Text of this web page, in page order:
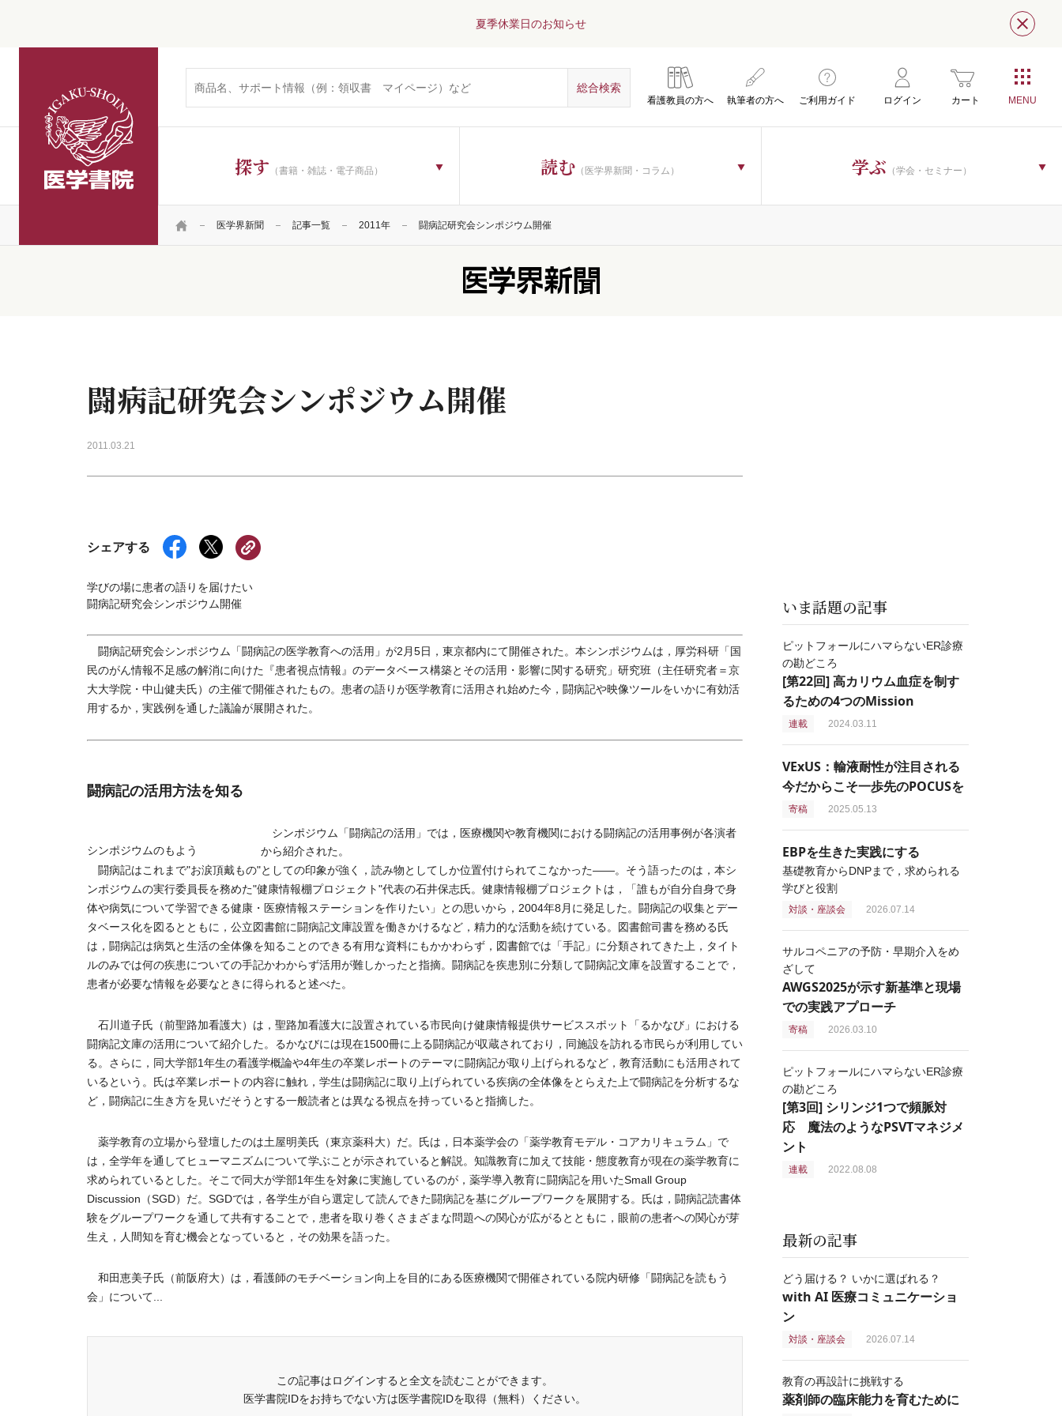
夏季休業日のお知らせ 閉じ
看護教員の方へ 執筆者の方へ ご利用ガイド ログイン カート
探す （書籍・雑誌・電子商品） 読む （医学界新聞・コラム） 学ぶ （学会・セミナー）
HOME 医学界新聞 記事一覧 2011年 闘病記研究会シンポジウム開催
闘病記研究会シンポジウム開催
2011.03.21
シェアする
学びの場に患者の語りを届けたい
闘病記研究会シンポジウム開催
闘病記研究会シンポジウム「闘病記の医学教育への活用」が2月5日，東京都内にて開催された。本シンポジウムは，厚労科研「国
民のがん情報不足感の解消に向けた『患者視点情報』のデータベース構築とその活用・影響に関する研究」研究班（主任研究者＝京
大大学院・中山健夫氏）の主催で開催されたもの。患者の語りが医学教育に活用され始めた今，闘病記や映像ツールをいかに有効活
用するか，実践例を通した議論が展開された。
闘病記の活用方法を知る
シンポジウムのもよう
シンポジウム「闘病記の活用」では，医療機関や教育機関における闘病記の活用事例が各演者
から紹介された。
闘病記はこれまで"お涙頂戴もの"としての印象が強く，読み物としてしか位置付けられてこなかった――。そう語ったのは，本シ
ンポジウムの実行委員長を務めた"健康情報棚プロジェクト"代表の石井保志氏。健康情報棚プロジェクトは，「誰もが自分自身で身
体や病気について学習できる健康・医療情報ステーションを作りたい」との思いから，2004年8月に発足した。闘病記の収集とデー
タベース化を図るとともに，公立図書館に闘病記文庫設置を働きかけるなど，精力的な活動を続けている。図書館司書を務める氏
は，闘病記は病気と生活の全体像を知ることのできる有用な資料にもかかわらず，図書館では「手記」に分類されてきた上，タイト
ルのみでは何の疾患についての手記かわからず活用が難しかったと指摘。闘病記を疾患別に分類して闘病記文庫を設置することで，
患者が必要な情報を必要なときに得られると述べた。
石川道子氏（前聖路加看護大）は，聖路加看護大に設置されている市民向け健康情報提供サービススポット「るかなび」における
闘病記文庫の活用について紹介した。るかなびには現在1500冊に上る闘病記が収蔵されており，同施設を訪れる市民らが利用してい
る。さらに，同大学部1年生の看護学概論や4年生の卒業レポートのテーマに闘病記が取り上げられるなど，教育活動にも活用されて
いるという。氏は卒業レポートの内容に触れ，学生は闘病記に取り上げられている疾病の全体像をとらえた上で闘病記を分析するな
ど，闘病記に生き方を見いだそうとする一般読者とは異なる視点を持っていると指摘した。
薬学教育の立場から登壇したのは土屋明美氏（東京薬科大）だ。氏は，日本薬学会の「薬学教育モデル・コアカリキュラム」で
は，全学年を通してヒューマニズムについて学ぶことが示されていると解説。知識教育に加えて技能・態度教育が現在の薬学教育に
求められているとした。そこで同大が学部1年生を対象に実施しているのが，薬学導入教育に闘病記を用いたSmall Group
Discussion（SGD）だ。SGDでは，各学生が自ら選定して読んできた闘病記を基にグループワークを展開する。氏は，闘病記読書体
験をグループワークを通して共有することで，患者を取り巻くさまざまな問題への関心が広がるとともに，眼前の患者への関心が芽
生え，人間知を育む機会となっていると，その効果を語った。
和田恵美子氏（前阪府大）は，看護師のモチベーション向上を目的にある医療機関で開催されている院内研修「闘病記を読もう
会」について...
この記事はログインすると全文を読むことができます。
医学書院IDをお持ちでない方は医学書院IDを取得（無料）ください。
いま話題の記事
ピットフォールにハマらないER診療
の勘どころ
[第22回] 高カリウム血症を制す
るための4つのMission
連載 2024.03.11
VExUS：輸液耐性が注目される
今だからこそ一歩先のPOCUSを
寄稿 2025.05.13
EBPを生きた実践にする
基礎教育からDNPまで，求められる
学びと役割
対談・座談会 2026.07.14
サルコペニアの予防・早期介入をめ
ざして
AWGS2025が示す新基準と現場
での実践アプローチ
寄稿 2026.03.10
ピットフォールにハマらないER診療
の勘どころ
[第3回] シリンジ1つで頻脈対
応 魔法のようなPSVTマネジメ
ント
連載 2022.08.08
最新の記事
どう届ける？ いかに選ばれる？
with AI 医療コミュニケーショ
ン
対談・座談会 2026.07.14
教育の再設計に挑戦する
薬剤師の臨床能力を育むために